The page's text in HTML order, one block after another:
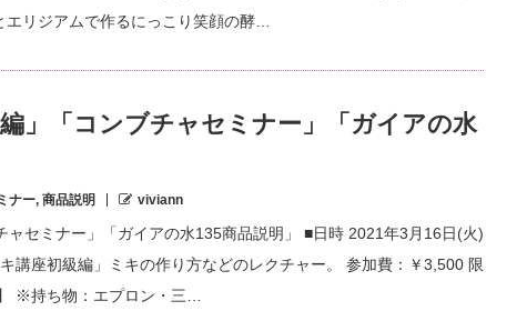
リジアムで作るにっこり笑顔の酵…
編」「コンブチャセミナー」「ガイアの水
ナー, 商品説明 viviann
ャセミナー」「ガイアの水135商品説明」 ■日時 2021年3月16日(火)
講座初級編」ミキの作り方などのレクチャー。 参加費：￥3,500 限
※持ち物：エプロン・三…